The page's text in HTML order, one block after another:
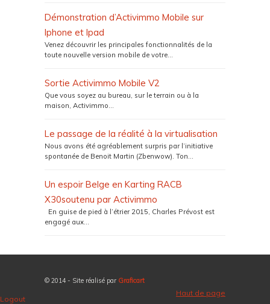
Démonstration d’Activimmo Mobile sur
Iphone et Ipad
Venez découvrir les principales fonctionnalités de la
toute nouvelle version mobile de votre...
Sortie Activimmo Mobile V2
Que vous soyez au bureau, sur le terrain ou à la
maison, Activimmo...
Le passage de la réalité à la virtualisation
Nous avons été agréablement surpris par l’initiative
spontanée de Benoit Martin (Zbenwow). Ton...
Un espoir Belge en Karting RACB
X30soutenu par Activimmo
En guise de pied à l’étrier 2015, Charles Prévost est
engagé aux...
© 2014 - Site réalisé par Graficart
Haut de page
Logout